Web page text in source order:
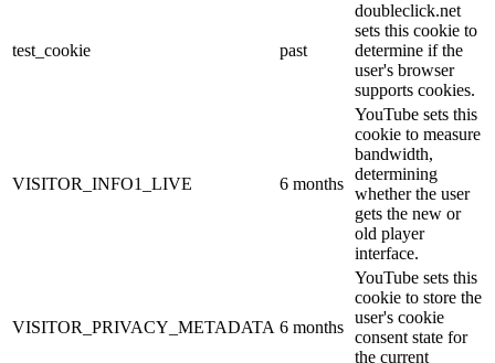
test_cookie past
doubleclick.net
sets this cookie to
determine if the
user's browser
supports cookies.
VISITOR_INFO1_LIVE 6 months
YouTube sets this
cookie to measure
bandwidth,
determining
whether the user
gets the new or
old player
interface.
VISITOR_PRIVACY_METADATA 6 months
YouTube sets this
cookie to store the
user's cookie
consent state for
the current